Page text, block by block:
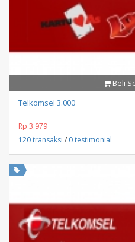
Beli
Telkomsel 3.000
Rp 3.979
120 transaksi / 0 testimonial